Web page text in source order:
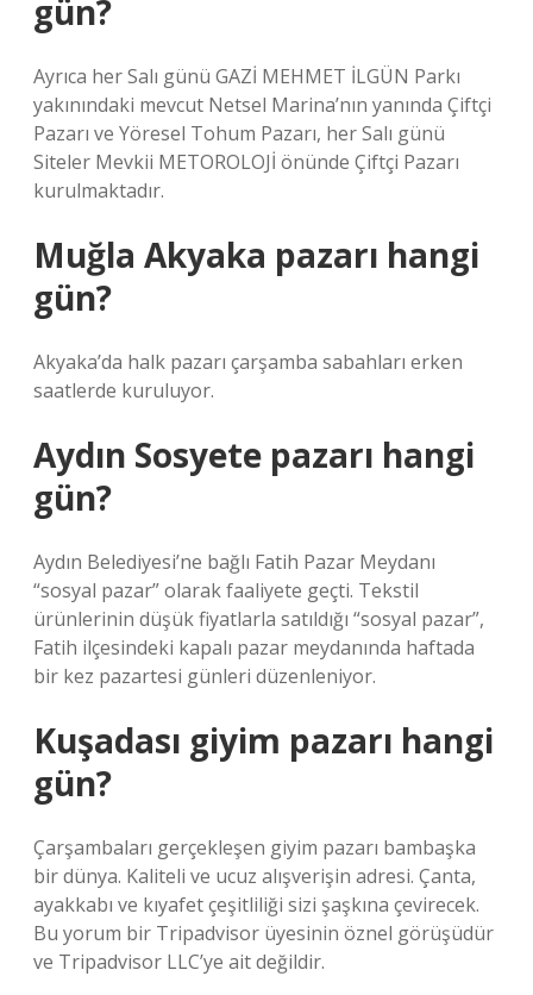
gün?
Ayrıca her Salı günü GAZİ MEHMET İLGÜN Parkı
yakınındaki mevcut Netsel Marina’nın yanında Çiftçi
Pazarı ve Yöresel Tohum Pazarı, her Salı günü
Siteler Mevkii METOROLOJİ önünde Çiftçi Pazarı
kurulmaktadır.
Muğla Akyaka pazarı hangi
gün?
Akyaka’da halk pazarı çarşamba sabahları erken
saatlerde kuruluyor.
Aydın Sosyete pazarı hangi
gün?
Aydın Belediyesi’ne bağlı Fatih Pazar Meydanı
“sosyal pazar” olarak faaliyete geçti. Tekstil
ürünlerinin düşük fiyatlarla satıldığı “sosyal pazar”,
Fatih ilçesindeki kapalı pazar meydanında haftada
bir kez pazartesi günleri düzenleniyor.
Kuşadası giyim pazarı hangi
gün?
Çarşambaları gerçekleşen giyim pazarı bambaşka
bir dünya. Kaliteli ve ucuz alışverişin adresi. Çanta,
ayakkabı ve kıyafet çeşitliliği sizi şaşkına çevirecek.
Bu yorum bir Tripadvisor üyesinin öznel görüşüdür
ve Tripadvisor LLC’ye ait değildir.